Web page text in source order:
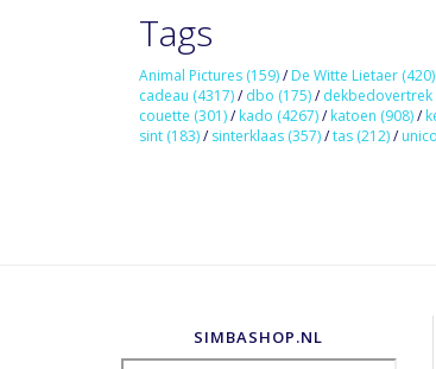
Tags
Animal Pictures (159)/De Witte Lietaer (420)
cadeau (4317)/dbo (175)/dekbedovertrek
couette (301)/kado (4267)/katoen (908)/
sint (183)/sinterklaas (357)/tas (212)/
SIMBASHOP.NL